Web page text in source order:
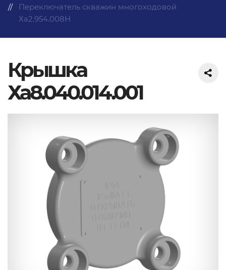
Переключатель скважин многоходовой
Ха2.954.008Н
Крышка
Ха8.040.014.001